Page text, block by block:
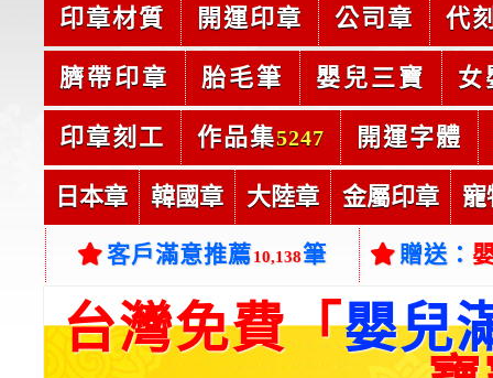
印章材質 開運印章 公司章 代
臍帶印章 胎毛筆 嬰兒三寶 女
印章刻工 作品集5247 開運字體
日本章 韓國章 大陸章 金屬印章 寵
客戶滿意推薦10,138筆 贈送：
台灣免費「嬰兒